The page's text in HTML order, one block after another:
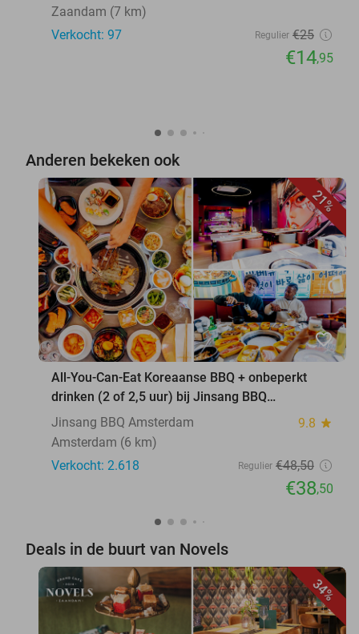
Zaandam (7 km)
Verkocht: 97
Regulier €25
€14,95
Anderen bekeken ook
21%
favorite_border
All-You-Can-Eat Koreaanse BBQ + onbeperkt
drinken (2 of 2,5 uur) bij Jinsang BBQ
Amsterdam
Jinsang BBQ Amsterdam 9.8 star
Amsterdam (6 km)
Verkocht: 2.618
Regulier €48,50
€38,50
Deals in de buurt van Novels
34%